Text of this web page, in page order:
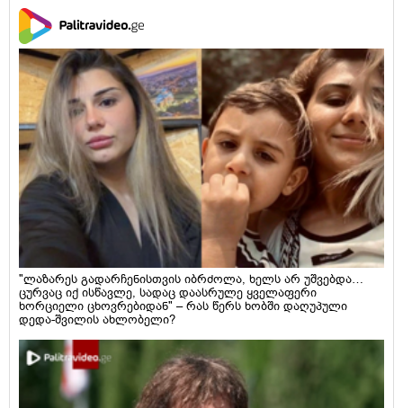
"ლაზარეს გადარჩენისთვის იბრძოლა, ხელს არ უშვებდა…
ცურვაც იქ ისწავლე, სადაც დაასრულე ყველაფერი
ხორციელი ცხოვრებიდან" – რას წერს ხობში დაღუპული
დედა-შვილის ახლობელი?